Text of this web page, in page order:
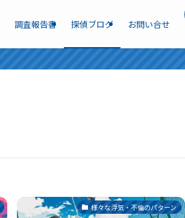
調査報告書 探偵ブログ お問い合せ
様々な浮気・不倫のパターン